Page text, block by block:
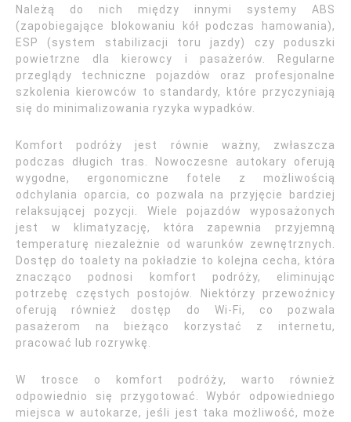
Należą do nich między innymi systemy ABS
(zapobiegające blokowaniu kół podczas hamowania),
ESP (system stabilizacji toru jazdy) czy poduszki
powietrzne dla kierowcy i pasażerów. Regularne
przeglądy techniczne pojazdów oraz profesjonalne
szkolenia kierowców to standardy, które przyczyniają
się do minimalizowania ryzyka wypadków.
Komfort podróży jest równie ważny, zwłaszcza
podczas długich tras. Nowoczesne autokary oferują
wygodne, ergonomiczne fotele z możliwością
odchylania oparcia, co pozwala na przyjęcie bardziej
relaksującej pozycji. Wiele pojazdów wyposażonych
jest w klimatyzację, która zapewnia przyjemną
temperaturę niezależnie od warunków zewnętrznych.
Dostęp do toalety na pokładzie to kolejna cecha, która
znacząco podnosi komfort podróży, eliminując
potrzebę częstych postojów. Niektórzy przewoźnicy
oferują również dostęp do Wi-Fi, co pozwala
pasażerom na bieżąco korzystać z internetu,
pracować lub rozrywkę.
W trosce o komfort podróży, warto również
odpowiednio się przygotować. Wybór odpowiedniego
miejsca w autokarze, jeśli jest taka możliwość, może